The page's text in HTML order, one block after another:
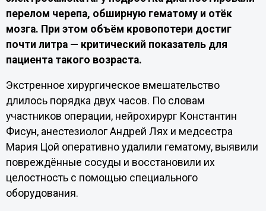
перелом черепа, обширную гематому и отёк
мозга. При этом объём кровопотери достиг
почти литра — критический показатель для
пациента такого возраста.
Экстренное хирургическое вмешательство
длилось порядка двух часов. По словам
участников операции, нейрохирург Константин
Фисун, анестезиолог Андрей Лях и медсестра
Мария Цой оперативно удалили гематому, выявили
повреждённые сосуды и восстановили их
целостность с помощью специального
оборудования.